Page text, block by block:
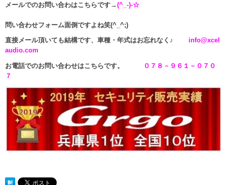
メールでのお問い合わはこちらです→(^_-)-☆
問い合わせフォーム面倒ですよね笑(^_^;)
直接メール頂いても結構です、車種・年式はお忘れなく♪ info@xcel
audio.com
お電話でのお問い合わせはこちらです。
０７８－９６１－０７０
７